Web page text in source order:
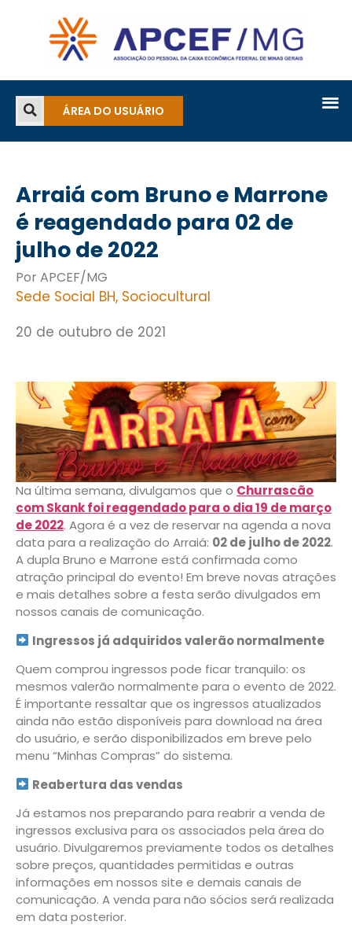
ÁREA DO USUÁRIO
Arraiá com Bruno e Marrone
é reagendado para 02 de
julho de 2022
Por APCEF/MG
Sede Social BH, Sociocultural
20 de outubro de 2021
Na última semana, divulgamos que o Churrascão
com Skank foi reagendado para o dia 19 de março
de 2022. Agora é a vez de reservar na agenda a nova
data para a realização do Arraiá: 02 de julho de 2022.
A dupla Bruno e Marrone está confirmada como
atração principal do evento! Em breve novas atrações
e mais detalhes sobre a festa serão divulgados em
nossos canais de comunicação.
Ingressos já adquiridos valerão normalmente
Quem comprou ingressos pode ficar tranquilo: os
mesmos valerão normalmente para o evento de 2022.
É importante ressaltar que os ingressos atualizados
ainda não estão disponíveis para download na área
do usuário, e serão disponibilizados em breve pelo
menu “Minhas Compras” do sistema.
Reabertura das vendas
Já estamos nos preparando para reabrir a venda de
ingressos exclusiva para os associados pela área do
usuário. Divulgaremos previamente todos os detalhes
sobre preços, quantidades permitidas e outras
informações em nossos site e demais canais de
comunicação. A venda para não sócios será realizada
em data posterior.